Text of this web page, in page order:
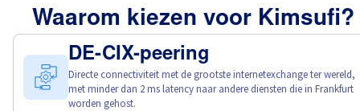
Waarom kiezen voor Kimsufi?
DE-CIX-peering
Directe connectiviteit met de grootste internetexchange ter wereld,
met minder dan 2 ms latency naar andere diensten die in Frankfurt
worden gehost.